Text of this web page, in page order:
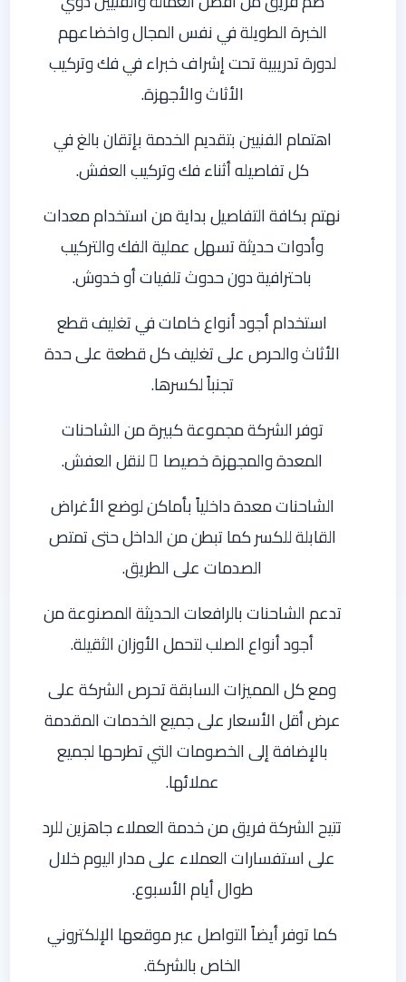
الخبرة الطويلة في نفس المجال واخضاعهم
لدورة تدريبية تحت إشراف خبراء في فك وتركيب
الأثاث والأجهزة.
اهتمام الفنيين بتقديم الخدمة بإتقان بالغ في
كل تفاصيله أثناء فك وتركيب العفش.
نهتم بكافة التفاصيل بداية من استخدام معدات
وأدوات حديثة تسهل عملية الفك والتركيب
باحترافية دون حدوث تلفيات أو خدوش.
استخدام أجود أنواع خامات في تغليف قطع
الأثاث والحرص على تغليف كل قطعة على حدة
تجنباً لكسرها.
توفر الشركة مجموعة كبيرة من الشاحنات
المعدة والمجهزة خصيصا ً لنقل العفش.
الشاحنات معدة داخلياً بأماكن لوضع الأغراض
القابلة للكسر كما تبطن من الداخل حتى تمتص
الصدمات على الطريق.
تدعم الشاحنات بالرافعات الحديثة المصنوعة من
أجود أنواع الصلب لتحمل الأوزان الثقيلة.
ومع كل المميزات السابقة تحرص الشركة على
عرض أقل الأسعار على جميع الخدمات المقدمة
بالإضافة إلى الخصومات التي تطرحها لجميع
عملائها.
تتيح الشركة فريق من خدمة العملاء جاهزين للرد
على استفسارات العملاء على مدار اليوم خلال
طوال أيام الأسبوع.
كما توفر أيضاً التواصل عبر موقعها الإلكتروني
الخاص بالشركة.